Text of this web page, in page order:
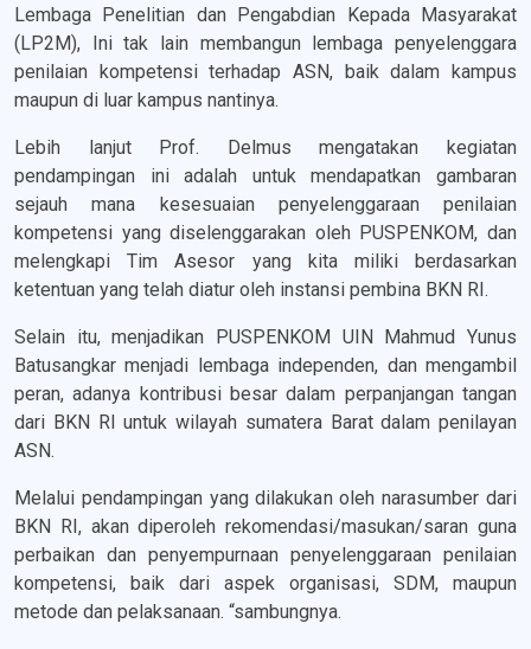
Lembaga Penelitian dan Pengabdian Kepada Masyarakat
(LP2M), Ini tak lain membangun lembaga penyelenggara
penilaian kompetensi terhadap ASN, baik dalam kampus
maupun di luar kampus nantinya.
Lebih lanjut Prof. Delmus mengatakan kegiatan
pendampingan ini adalah untuk mendapatkan gambaran
sejauh mana kesesuaian penyelenggaraan penilaian
kompetensi yang diselenggarakan oleh PUSPENKOM, dan
melengkapi Tim Asesor yang kita miliki berdasarkan
ketentuan yang telah diatur oleh instansi pembina BKN RI.
Selain itu, menjadikan PUSPENKOM UIN Mahmud Yunus
Batusangkar menjadi lembaga independen, dan mengambil
peran, adanya kontribusi besar dalam perpanjangan tangan
dari BKN RI untuk wilayah sumatera Barat dalam penilayan
ASN.
Melalui pendampingan yang dilakukan oleh narasumber dari
BKN RI, akan diperoleh rekomendasi/masukan/saran guna
perbaikan dan penyempurnaan penyelenggaraan penilaian
kompetensi, baik dari aspek organisasi, SDM, maupun
metode dan pelaksanaan. “sambungnya.